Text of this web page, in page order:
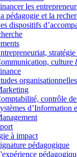
les
pédagogie et la
dispositifs
culture
contrôle
d’Information
à impact
pédagogique